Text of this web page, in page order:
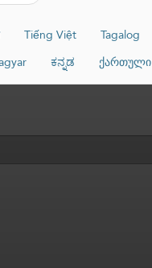
Tiếng Việt Tagalog
ಕನ್ನಡ ქართული